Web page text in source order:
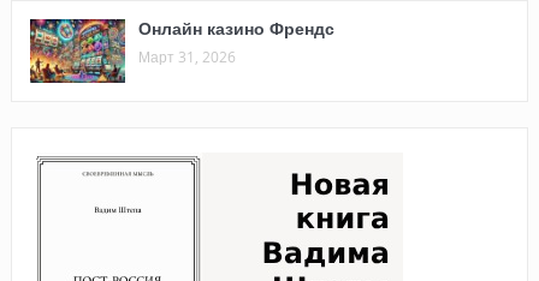
Онлайн казино Френдс
Март 31, 2026